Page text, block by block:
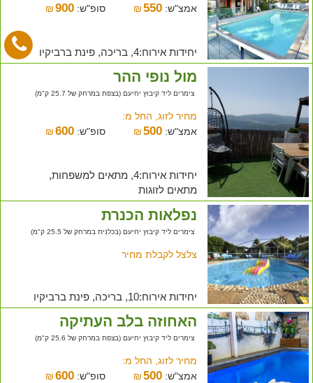
אמצ"ש:
₪550 סופ"ש: ₪ 900
יחידות אירוח:4, בריכה, פינת ברביקיו
מול נופי ההר
צימרים ליד קיבוץ יחיעם (בצפת במרחק של 25.7 ק"מ)
מחיר לזוג, החל מ:
אמצ"ש:
₪500 סופ"ש: ₪ 600
יחידות אירוח:4, מתאים למשפחות,
מתאים לזוגות
נפלאות הכנרת
צימרים ליד קיבוץ יחיעם (בכלנית במרחק של 25.5 ק"מ)
צלצל לקבלת מחיר
יחידות אירוח:10, בריכה, פינת ברביקיו
האחוזה בלב העתיקה
צימרים ליד קיבוץ יחיעם (בצפת במרחק של 25.6 ק"מ)
מחיר לזוג, החל מ:
אמצ"ש:
₪500 סופ"ש: ₪ 600